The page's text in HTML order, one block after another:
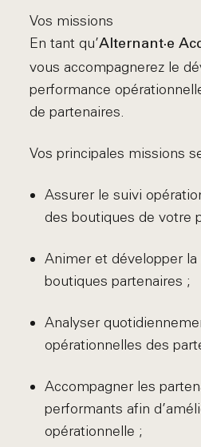
Vos missions
En tant qu’Alternant·e
vous accompagnerez le
performance
de partenaires.
Vos principales missions
Assurer le suivi
des boutiques de votre
Animer et développer
boutiques partenaires ;
Analyser
opérationnelles des
Accompagner les
performants afin
opérationnelle ;